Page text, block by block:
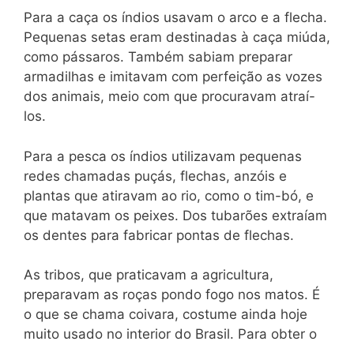
Para a caça os índios usavam o arco e a flecha.
Pequenas setas eram destinadas à caça miúda,
como pássaros. Também sabiam preparar
armadilhas e imitavam com perfeição as vozes
dos animais, meio com que procuravam atraí-
los.
Para a pesca os índios utilizavam pequenas
redes chamadas puçás, flechas, anzóis e
plantas que atiravam ao rio, como o tim-bó, e
que matavam os peixes. Dos tubarões extraíam
os dentes para fabricar pontas de flechas.
As tribos, que praticavam a agricultura,
preparavam as roças pondo fogo nos matos. É
o que se chama coivara, costume ainda hoje
muito usado no interior do Brasil. Para obter o